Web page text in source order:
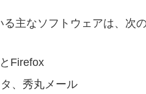
主なソフトウェアは、次の
Firefox
、秀丸メール